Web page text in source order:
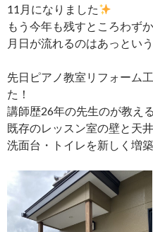
11月になりました
もう今年も残すところわず
月日が流れるのはあっとい
先日ピアノ教室リフォーム
た！
講師歴26年の先生のが教え
既存のレッスン室の壁と天
洗面台・トイレを新しく増